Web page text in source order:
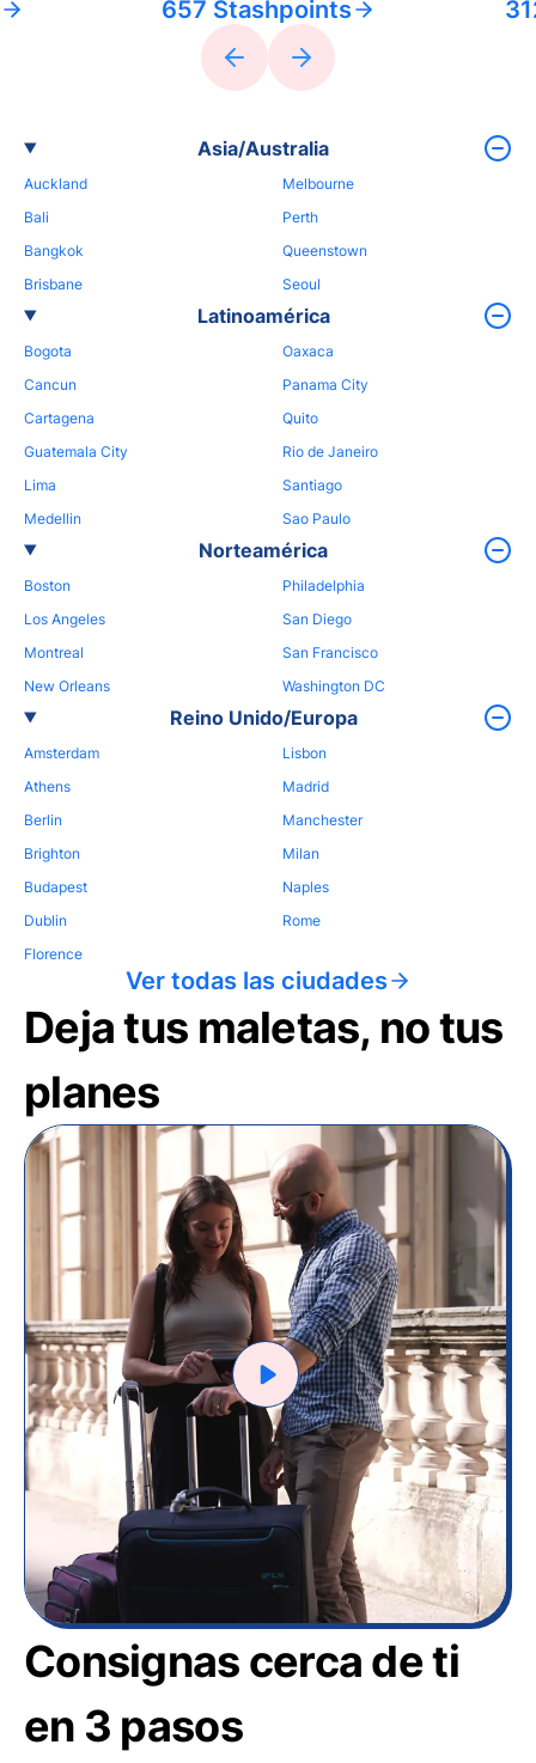
657 Stashpoints
Asia/Australia
Auckland
Bali
Bangkok
Brisbane
Melbourne
Perth
Queenstown
Seoul
Latinoamérica
Bogota
Cancun
Cartagena
Guatemala City
Lima
Medellin
Oaxaca
Panama City
Quito
Rio de Janeiro
Santiago
Sao Paulo
Norteamérica
Boston
Los Angeles
Montreal
New Orleans
Philadelphia
San Diego
San Francisco
Washington DC
Reino Unido/Europa
Amsterdam
Athens
Berlin
Brighton
Budapest
Dublin
Florence
Lisbon
Madrid
Manchester
Milan
Naples
Rome
Ver todas las ciudades
Deja tus maletas, no tus
planes
Consignas cerca de ti
en 3 pasos